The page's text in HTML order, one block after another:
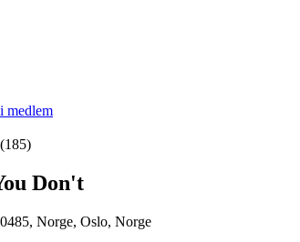
medlem
(185)
Don't
Norge, Oslo, Norge